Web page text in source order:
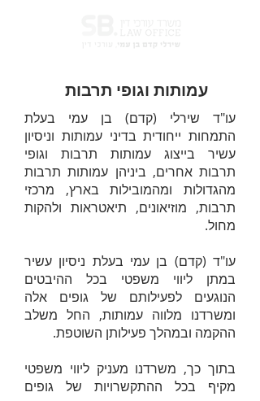
עמותות וגופי תרבות
עו"ד שירלי (קדם) בן עמי בעלת
התמחות ייחודית בדיני עמותות וניסיון
עשיר בייצוג עמותות תרבות וגופי
תרבות אחרים, ביניהן עמותות תרבות
מהגדולות ומהמובילות בארץ, מרכזי
תרבות, מוזיאונים, תיאטראות ולהקות
מחול.
עו"ד (קדם) בן עמי בעלת ניסיון עשיר
במתן ליווי משפטי בכל ההיבטים
הנוגעים לפעילותם של גופים אלה
ומשרדנו מלווה עמותות, החל משלב
ההקמה ובמהלך פעילותן השוטפת.
בתוך כך, משרדנו מעניק ליווי משפטי
מקיף בכל ההתקשרויות של גופים